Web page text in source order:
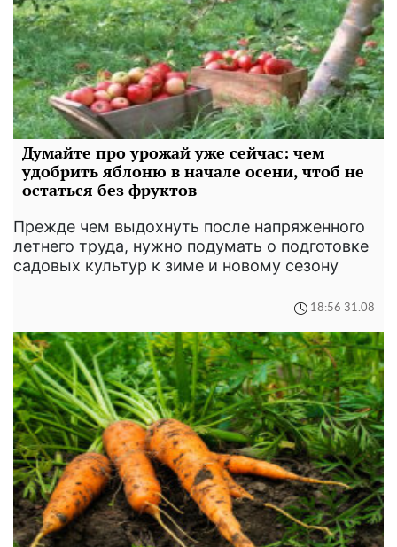
Думайте про урожай уже сейчас: чем
удобрить яблоню в начале осени, чтоб не
остаться без фруктов
Прежде чем выдохнуть после напряженного
летнего труда, нужно подумать о подготовке
садовых культур к зиме и новому сезону
18:56 31.08